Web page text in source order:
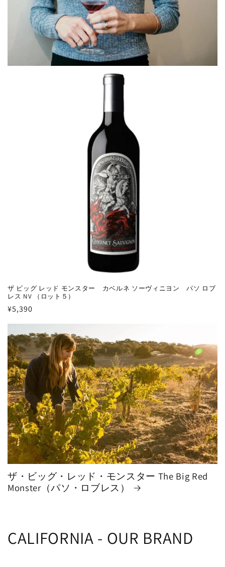
ザ ビッグ レッド モンスター カベルネ ソーヴィニヨン パソ ロブ
レス NV （ロット５）
通
常
価
格
¥5,390
ザ・ビッグ・レッド・モンスター The Big Red
Monster（パソ・ロブレス）
CALIFORNIA - OUR BRAND